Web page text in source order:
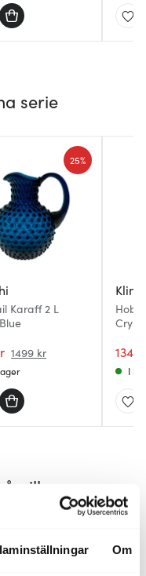
Om
serie
Karaff 2 L
1499 kr
25%
1349
I
gillar
25%